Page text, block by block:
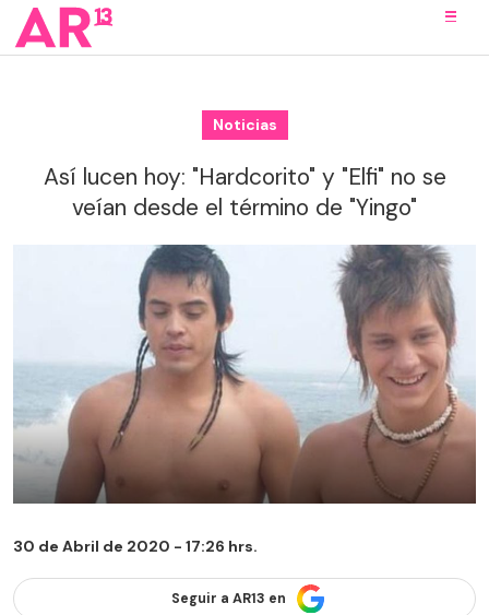
Noticias
Así lucen hoy: "Hardcorito" y "Elfi" no se
veían desde el término de "Yingo"
30 de Abril de 2020 - 17:26 hrs.
Seguir a AR13 en